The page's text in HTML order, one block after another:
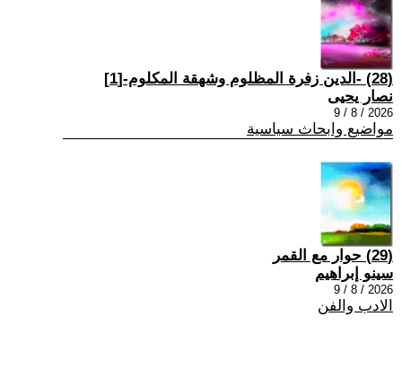
(28) -الدين زفرة المظلوم وشهقة المكلوم-[1]
نصار يحيى
2026 / 8 / 9
مواضيع وابحاث سياسية
(29) حوار مع القمر
سينو إبراهيم
2026 / 8 / 9
الادب والفن